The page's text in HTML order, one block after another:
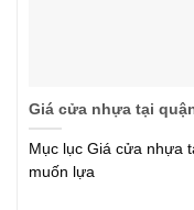
Giá cửa nhựa tại
Mục lục Giá cửa nhựa
muốn lựa